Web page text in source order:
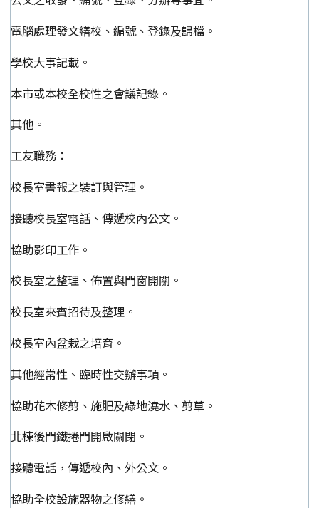
電腦處理發文繕校、編號、登錄及歸檔。
學校大事記載。
本市或本校全校性之會議記錄。
其他。
工友職務：
校長室書報之裝訂與管理。
接聽校長室電話、傳遞校內公文。
協助影印工作。
校長室之整理、佈置與門窗開關。
校長室來賓招待及整理。
校長室內盆栽之培育。
其他經常性、臨時性交辦事項。
協助花木修剪、施肥及綠地澆水、剪草。
北棟後門鐵捲門開啟關閉。
接聽電話，傳遞校內、外公文。
協助全校設施器物之修繕。